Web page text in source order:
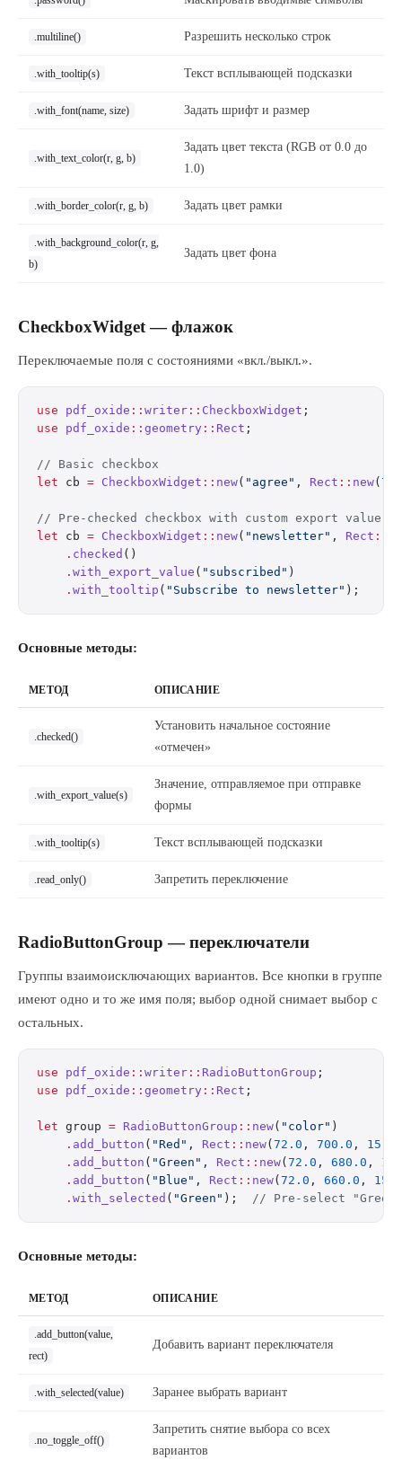
.multiline() Разрешить несколько строк
.with_tooltip(s) Текст всплывающей подсказки
.with_font(name, size) Задать шрифт и размер
.with_text_color(r, g, b)
Задать цвет текста (RGB от 0.0 до
1.0)
.with_border_color(r, g, b) Задать цвет рамки
.with_background_color(r, g,
b)
Задать цвет фона
CheckboxWidget — флажок
Переключаемые поля с состояниями «вкл./выкл.».
use pdf_oxide :: writer :: CheckboxWidget ;
use pdf_oxide :: geometry :: Rect ;
// Basic checkbox
let cb = CheckboxWidget :: new( "agree" , Rect :: new(
// Pre-checked checkbox with custom export value
let cb = CheckboxWidget :: new( "newsletter" , Rect ::
    .
checked ()
    .
with_export_value ( "subscribed" )
    .
with_tooltip ( "Subscribe to newsletter" );
Основные методы:
МЕТОД ОПИСАНИЕ
.checked()
Установить начальное состояние
«отмечен»
.with_export_value(s)
Значение, отправляемое при отправке
формы
.with_tooltip(s) Текст всплывающей подсказки
.read_only() Запретить переключение
RadioButtonGroup — переключатели
Группы взаимоисключающих вариантов. Все кнопки в группе
имеют одно и то же имя поля; выбор одной снимает выбор с
остальных.
use pdf_oxide :: writer :: RadioButtonGroup ;
use pdf_oxide :: geometry :: Rect ;
let group = RadioButtonGroup :: new( "color" )
    .
add_button ( "Red" , Rect :: new( 72.0 , 700.0 , 15.0
    .
add_button ( "Green" , Rect :: new( 72.0 , 680.0 ,
    .
add_button ( "Blue" , Rect :: new( 72.0 , 660.0 , 15.0
    .
with_selected ( "Green" ); // Pre-select "Green"
Основные методы:
МЕТОД ОПИСАНИЕ
.add_button(value,
rect)
Добавить вариант переключателя
.with_selected(value) Заранее выбрать вариант
.no_toggle_off()
Запретить снятие выбора со всех
вариантов